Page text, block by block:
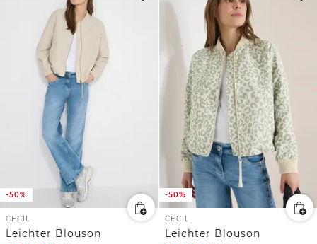
-50%
CECIL
Leichter Blouson
-50%
CECIL
Leichter Blouson